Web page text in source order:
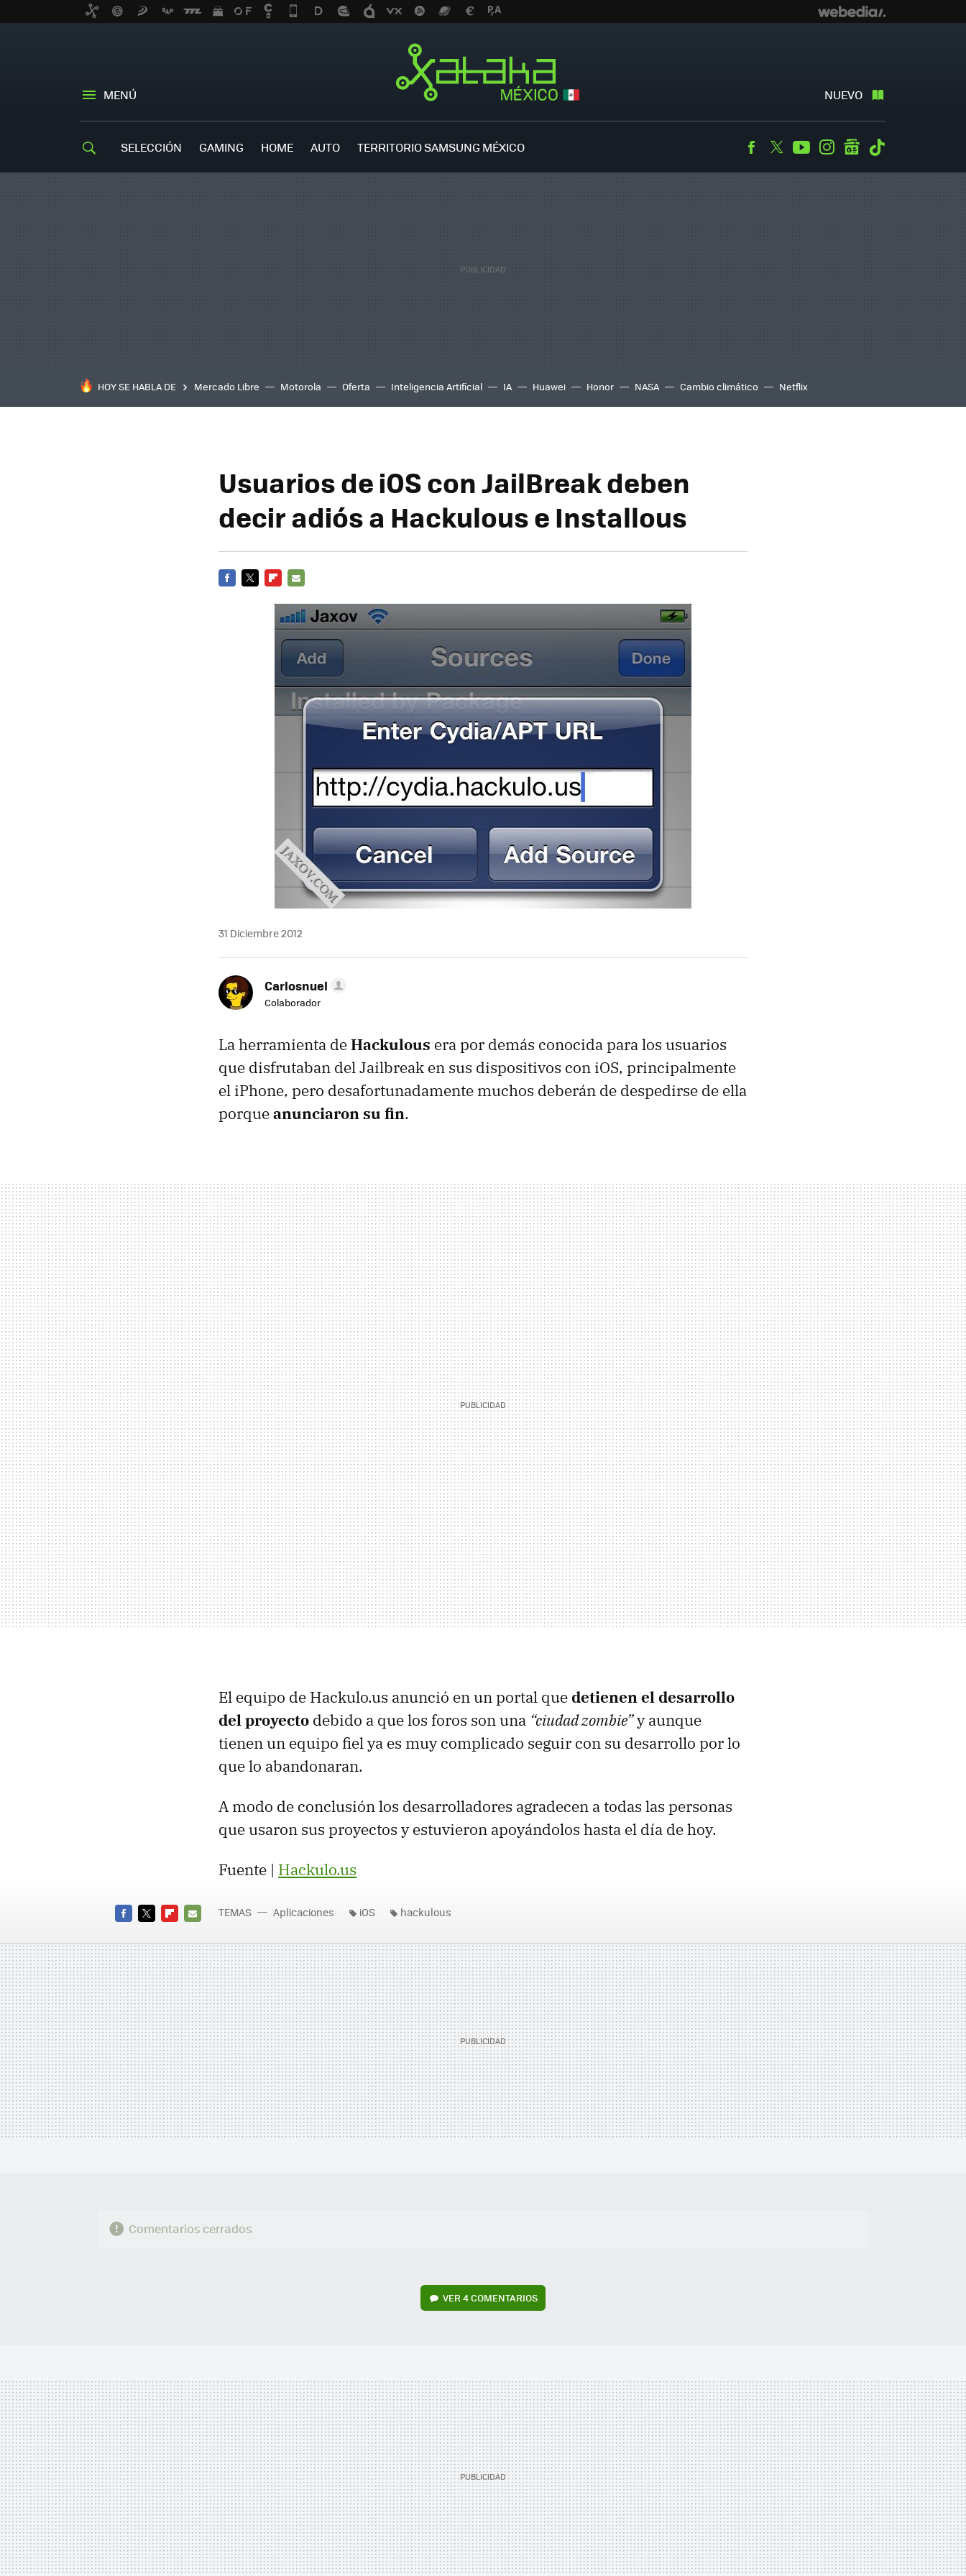
MENÚ NUEVO
SELECCIÓN GAMING HOME AUTO TERRITORIO SAMSUNG MÉXICO Facebook
TwitterYoutubeInstagramgooglenews
HOY SE HABLA DE Mercado Libre Motorola Oferta Inteligencia Artificial IA Huawei Honor NASA Cambio climático Netflix
Usuarios de iOS con JailBreak deben
decir adiós a Hackulous e Installous
MAIL
31 Diciembre 2012
Carlosnuel
Colaborador
La herramienta deHackulous era por demás conocida para los usuarios
que disfrutaban del Jailbreak en sus dispositivos con iOS, principalmente
el iPhone, pero desafortunadamente muchos deberán de despedirse de ella
porqueanunciaron su fin.
El equipo de Hackulo.us anunció en un portal quedetienen el desarrollo
del proyecto debido a que los foros son una “ciudad zombie”y aunque
tienen un equipo fiel ya es muy complicado seguir con su desarrollo por lo
que lo abandonaran.
A modo de conclusión los desarrolladores agradecen a todas las personas
que usaron sus proyectos y estuvieron apoyándolos hasta el día de hoy.
Fuente | Hackulo.us
MAIL
TEMAS Aplicaciones iOS hackulous
Comentarios cerrados
VER4 COMENTARIOS